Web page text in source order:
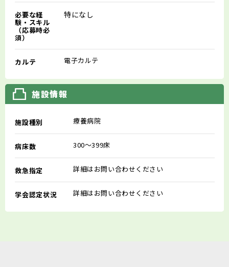
必要な経
験・スキル
（応募時必
須）
特になし
カルテ 電子カルテ
施設情報
施設種別 療養病院
病床数 300～399床
救急指定 詳細はお問い合わせください
学会認定状況 詳細はお問い合わせください